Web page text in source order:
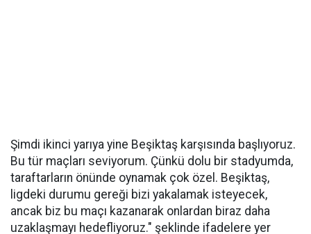
Şimdi ikinci yarıya yine Beşiktaş karşısında başlıyoruz.
Bu tür maçları seviyorum. Çünkü dolu bir stadyumda,
taraftarların önünde oynamak çok özel. Beşiktaş,
ligdeki durumu gereği bizi yakalamak isteyecek,
ancak biz bu maçı kazanarak onlardan biraz daha
uzaklaşmayı hedefliyoruz." şeklinde ifadelere yer